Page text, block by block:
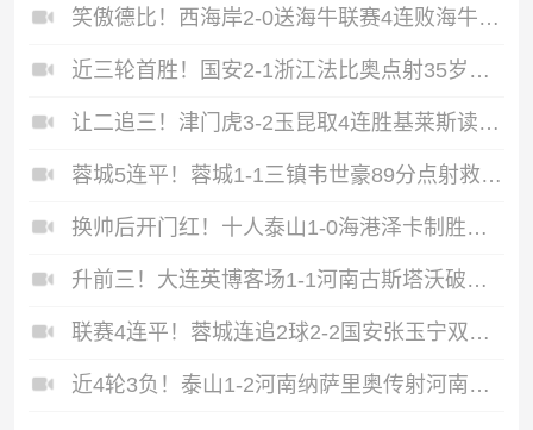
笑傲德比！西海岸2-0送海牛联赛4连败海牛仍垫底西海岸升至第二
近三轮首胜！国安2-1浙江法比奥点射35岁张稀哲制胜王钰栋送助攻
让二追三！津门虎3-2玉昆取4连胜基莱斯读秒绝杀萨尔瓦多破门
蓉城5连平！蓉城1-1三镇韦世豪89分点射救主费利佩造点李昂破门
换帅后开门红！十人泰山1-0海港泽卡制胜于金永扑点海港三球被吹
升前三！大连英博客场1-1河南古斯塔沃破门19岁杨铭锐替补扳平
联赛4连平！蓉城连追2球2-2国安张玉宁双响韦世豪助攻索罗金绝平
近4轮3负！泰山1-2河南纳萨里奥传射河南终结17年客场不胜泰山